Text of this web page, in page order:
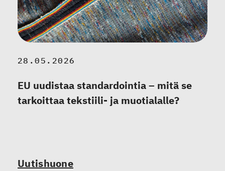
28.05.2026
EU uudistaa standardointia – mitä se
tarkoittaa tekstiili- ja muotialalle?
Uutishuone